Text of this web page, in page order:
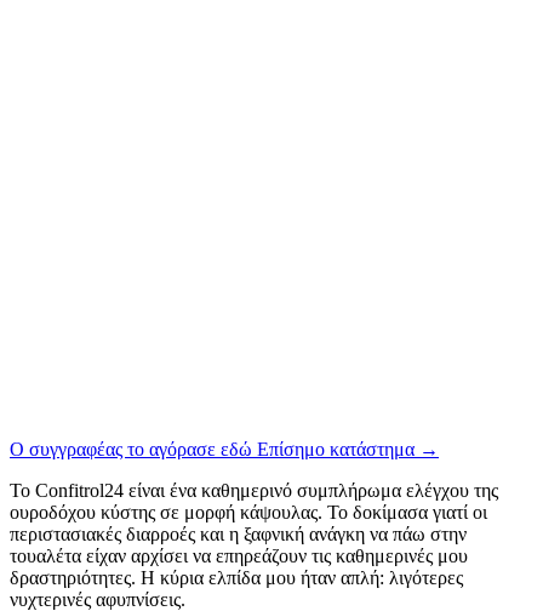
Ο συγγραφέας το αγόρασε εδώ Επίσημο κατάστημα →
Το Confitrol24 είναι ένα καθημερινό συμπλήρωμα ελέγχου της
ουροδόχου κύστης σε μορφή κάψουλας. Το δοκίμασα γιατί οι
περιστασιακές διαρροές και η ξαφνική ανάγκη να πάω στην
τουαλέτα είχαν αρχίσει να επηρεάζουν τις καθημερινές μου
δραστηριότητες. Η κύρια ελπίδα μου ήταν απλή: λιγότερες
νυχτερινές αφυπνίσεις.